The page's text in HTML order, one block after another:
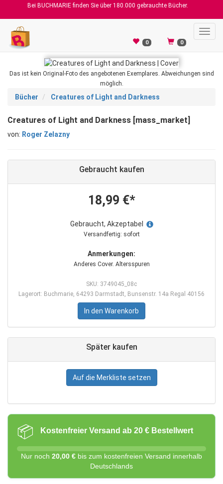
Bei BUCHMARIE finden Sie über 180.000 gebrauchte Bücher.
0 0
Das ist kein Original-Foto des angebotenen Exemplares. Abweichungen sind
möglich.
Bücher Creatures of Light and Darkness
Creatures of Light and Darkness [mass_market]
von: Roger Zelazny
Gebraucht kaufen
18,99 €*
Gebraucht, Akzeptabel
Versandfertig: sofort
Anmerkungen:
Anderes Cover. Altersspuren
SKU: 3749045_08c
Lagerort: Buchmarie, 64293 Darmstadt, Bunsenstr. 14a Regal 40156
In den Warenkorb
Später kaufen
Auf die Merkliste setzen
📦 Kostenfreier Versand ab 20 € Bestellwert
Nur noch 20,00 € bis zum kostenfreien Versand innerhalb
Deutschlands